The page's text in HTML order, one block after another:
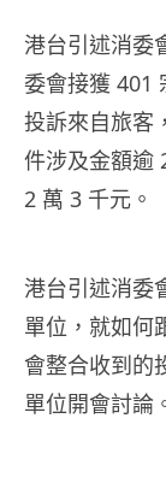
港台引述消委
委會接獲 401
投訴來自旅客
件涉及金額逾
2 萬 3 千元。
港台引述消委
單位，就如何
會整合收到的
單位開會討論